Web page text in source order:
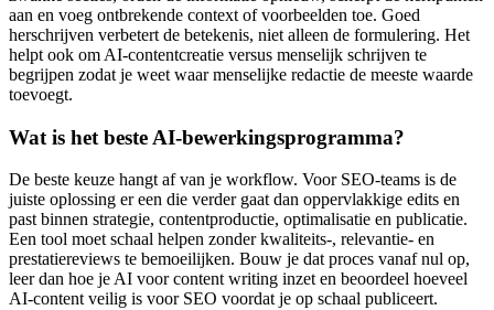
aan en voeg ontbrekende context of voorbeelden toe. Goed
herschrijven verbetert de betekenis, niet alleen de formulering. Het
helpt ook om AI-contentcreatie versus menselijk schrijven te
begrijpen zodat je weet waar menselijke redactie de meeste waarde
toevoegt.
Wat is het beste AI-bewerkingsprogramma?
De beste keuze hangt af van je workflow. Voor SEO-teams is de
juiste oplossing er een die verder gaat dan oppervlakkige edits en
past binnen strategie, contentproductie, optimalisatie en publicatie.
Een tool moet schaal helpen zonder kwaliteits-, relevantie- en
prestatiereviews te bemoeilijken. Bouw je dat proces vanaf nul op,
leer dan hoe je AI voor content writing inzet en beoordeel hoeveel
AI-content veilig is voor SEO voordat je op schaal publiceert.